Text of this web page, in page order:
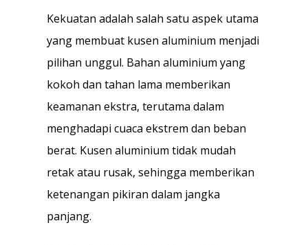
Kekuatan adalah salah satu aspek utama
yang membuat kusen aluminium menjadi
pilihan unggul. Bahan aluminium yang
kokoh dan tahan lama memberikan
keamanan ekstra, terutama dalam
menghadapi cuaca ekstrem dan beban
berat. Kusen aluminium tidak mudah
retak atau rusak, sehingga memberikan
ketenangan pikiran dalam jangka
panjang.